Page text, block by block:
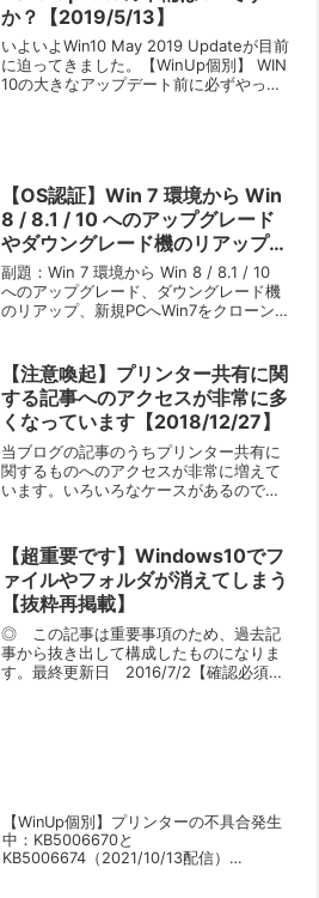
か？【2019/5/13】
いよいよWin10 May 2019 Updateが目前
に迫ってきました。【WinUp個別】 WIN
10の大きなアップデート前に必ずやって
【OS認証】Win 7 環境から Win
8 / 8.1 / 10 へのアップグレード
やダウングレード機のリアップな
ど【2020/1/7】
副題：Win 7 環境から Win 8 / 8.1 / 10
へのアップグレード、ダウングレード機
のリアップ、新規PCへWin7をクローン
行した場合の認証はどうな...
【注意喚起】プリンター共有に関
する記事へのアクセスが非常に多
くなっています【2018/12/27】
当ブログの記事のうちプリンター共有に
関するものへのアクセスが非常に増えて
います。いろいろなケースがあるのです
Win10では「明示的に通常使用するプリ
ンターを指定」してい...
【超重要です】Windows10でフ
ァイルやフォルダが消えてしまう
【抜粋再掲載】
◎ この記事は重要事項のため、過去記
事から抜き出して構成したものになりま
す。最終更新日 2016/7/2【確認必須】
【WinUp個別】プリンターの不具合発生
中：KB5006670と
KB5006674（2021/10/13配信）